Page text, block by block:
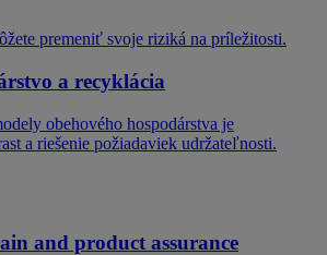
premeniť svoje riziká na príležitosti.
a recyklácia
obehového hospodárstva je
a riešenie požiadaviek udržateľnosti.
and product assurance